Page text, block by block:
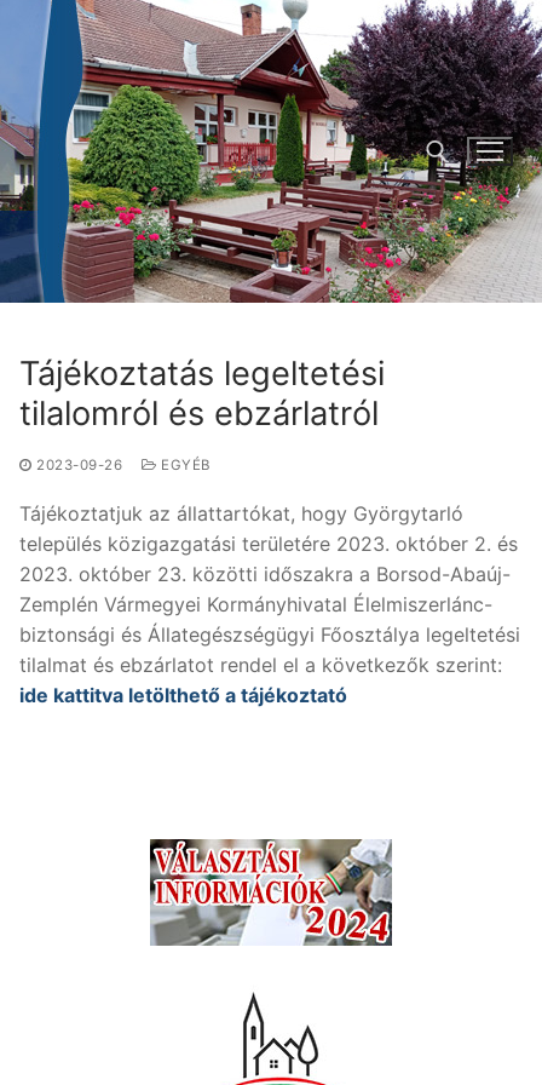
Ugrás
tartalomra
Keresése:
Tájékoztatás legeltetési
tilalomról és ebzárlatról
2023-09-26 EGYÉB
Tájékoztatjuk az állattartókat, hogy Györgytarló
település közigazgatási területére 2023. október 2. és
2023. október 23. közötti időszakra a Borsod-Abaúj-
Zemplén Vármegyei Kormányhivatal Élelmiszerlánc-
biztonsági és Állategészségügyi Főosztálya legeltetési
tilalmat és ebzárlatot rendel el a következők szerint:
ide kattitva letölthető a tájékoztató